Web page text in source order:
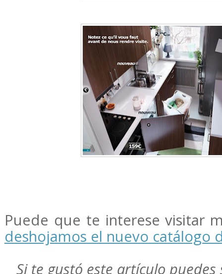
Puede que te interese visitar
deshojamos el nuevo catálogo
Si te gustó este artículo